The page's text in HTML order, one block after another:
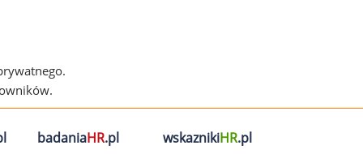
badaniaHR.pl wskaznikiHR.pl